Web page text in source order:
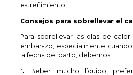
estreñimiento.
Consejos para sobrellevar el
Para sobrellevar las olas de calor
embarazo, especialmente
la fecha del parto, debemos:
1. Beber mucho líquido,